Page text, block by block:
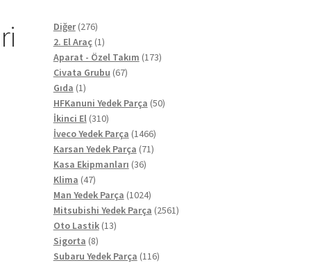
Diğer 276276
ürün
2. El Araç 11
ürün
Aparat - Özel Takım 173173
Civata Grubu 6767
Gıda 11
ürün
HFKanuni Yedek Parça 5050
İkinci El 310310
ürün
İveco Yedek Parça 14661466
ürün
Karsan Yedek Parça 7171
Kasa Ekipmanları 3636
Klima 4747
ürün
Man Yedek Parça 10241024
ürün
Mitsubishi Yedek Parça 25612561
Oto Lastik 1313
Sigorta 88
ürün
Subaru Yedek Parça 116116